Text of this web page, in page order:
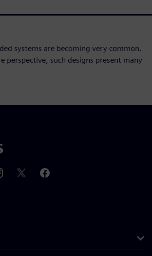
systems are becoming very common.
perspective, such designs present many